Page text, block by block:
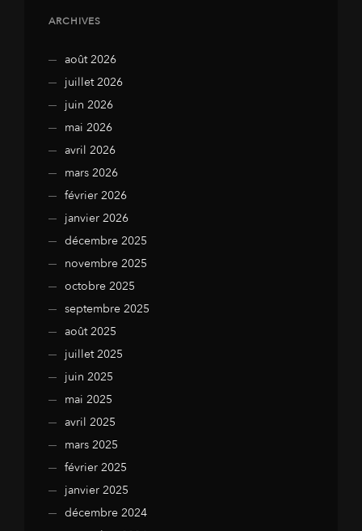
ARCHIVES
août 2026
juillet 2026
juin 2026
mai 2026
avril 2026
mars 2026
février 2026
janvier 2026
décembre 2025
novembre 2025
octobre 2025
septembre 2025
août 2025
juillet 2025
juin 2025
mai 2025
avril 2025
mars 2025
février 2025
janvier 2025
décembre 2024